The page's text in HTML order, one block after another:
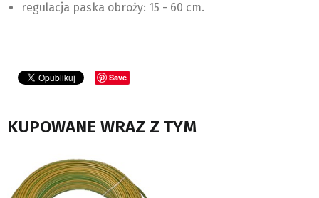
regulacja paska obroży: 15 - 60 cm.
Save
KUPOWANE WRAZ Z TYM